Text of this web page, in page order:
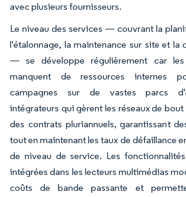
avec plusieurs fournisseurs.
Le niveau des services — couvrant la
l'étalonnage, la maintenance sur site et la
— se développe régulièrement car les
manquent de ressources internes
campagnes sur de vastes parcs
intégrateurs qui gèrent les réseaux de
des contrats pluriannuels, garantissant
tout en maintenant les taux de défaillance
de niveau de service. Les
intégrées dans les lecteurs multimédias
coûts de bande passante et